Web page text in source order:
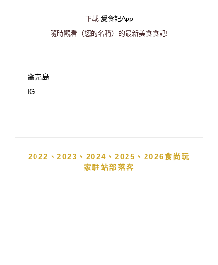
下載 愛食記App
隨時觀看（您的名稱）的最新美食食記!
窩克島
IG
2022、2023、2024、2025、2026食尚玩
家駐站部落客